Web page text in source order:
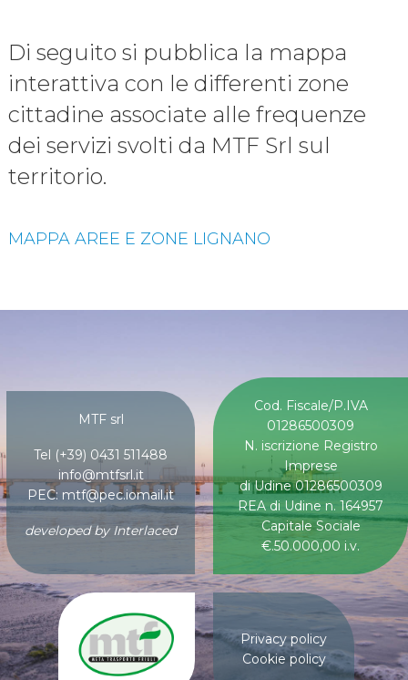
Contatti
Di seguito si pubblica la mappa
interattiva con le differenti zone
cittadine associate alle frequenze
dei servizi svolti da MTF Srl sul
territorio.
MAPPA AREE E ZONE LIGNANO
MTF srl
Tel (+39) 0431 511488
info@mtfsrl.it
PEC: mtf@pec.iomail.it
developed by Interlaced
Cod. Fiscale/P.IVA
01286500309
N. iscrizione Registro
Imprese
di Udine 01286500309
REA di Udine n. 164957
Capitale Sociale
€.50.000,00 i.v.
Privacy policy
Cookie policy